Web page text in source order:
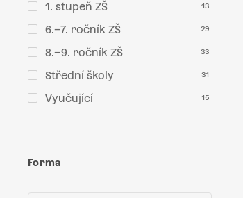
1. stupeň ZŠ 13
6.–7. ročník ZŠ 29
8.–9. ročník ZŠ 33
Střední školy 31
Vyučující 15
Forma